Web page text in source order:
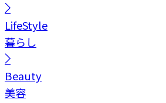
LifeStyle
暮らし
Beauty
美容